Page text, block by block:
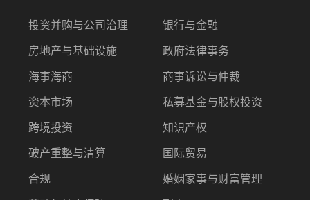
投资并购与公司治理 银行与金融
房地产与基础设施 政府法律事务
海事海商 商事诉讼与仲裁
资本市场 私募基金与股权投资
跨境投资 知识产权
破产重整与清算 国际贸易
合规 婚姻家事与财富管理